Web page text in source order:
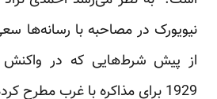
نیویورک در مصاحبه با رسانه‌ها
از پیش شرط‌هایی که در واکنش
1929 برای مذاکره با غرب مطرح کرده بود، عدول کند”.